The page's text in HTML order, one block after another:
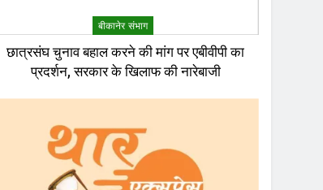
बीकानेर संभाग
छात्रसंघ चुनाव बहाल करने की मांग पर एबीवीपी का
प्रदर्शन, सरकार के खिलाफ की नारेबाजी